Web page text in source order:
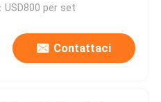
USD800 per set
Contattaci